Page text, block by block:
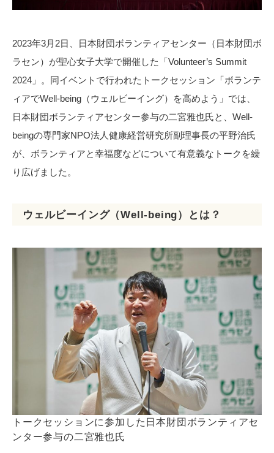
2023年3月2日、日本財団ボランティアセンター（日本財団ボ
ラセン）が聖心女子大学で開催した「Volunteer’s Summit
2024」。同イベントで行われたトークセッション「ボランテ
ィアでWell-being（ウェルビーイング）を高めよう」では、
日本財団ボランティアセンター参与の二宮雅也氏と、Well-
beingの専門家NPO法人健康経営研究所副理事長の平野治氏
が、ボランティアと幸福度などについて有意義なトークを繰
り広げました。
ウェルビーイング（Well-being）とは？
トークセッションに参加した日本財団ボランティアセ
ンター参与の二宮雅也氏